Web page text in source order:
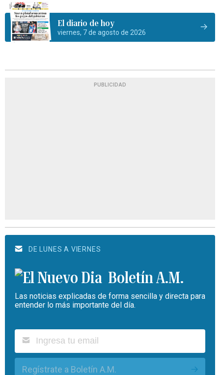
El diario de hoy
viernes, 7 de agosto de 2026
PUBLICIDAD
DE LUNES A VIERNES
Boletín A.M.
Las noticias explicadas de forma sencilla y directa para
entender lo más importante del día.
Regístrate a Boletín A.M.